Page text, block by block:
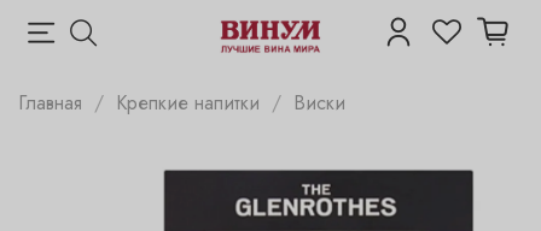
Главная Крепкие напитки Виски